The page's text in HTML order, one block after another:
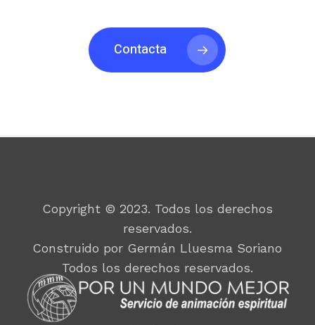
Contacta
Copyright © 2023. Todos los derechos
reservados.
Construido por Germán Lluesma Soriano
Todos los derechos reservados.